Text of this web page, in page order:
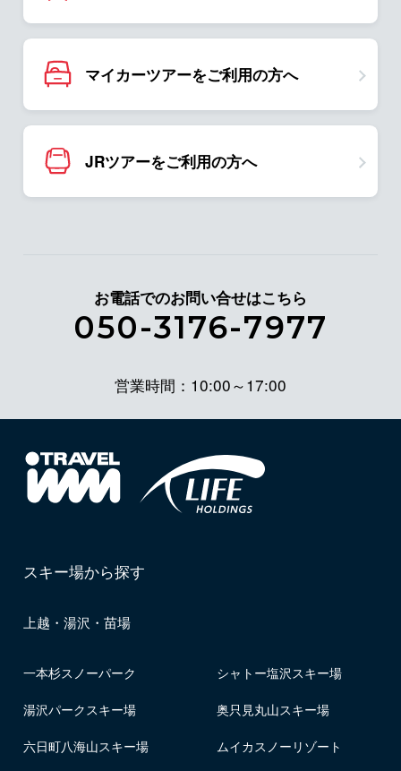
マイカーツアーをご利用の方へ
JRツアーをご利用の方へ
お電話でのお問い合せはこちら
050-3176-7977
営業時間：10:00～17:00
スキー場から探す
上越・湯沢・苗場
一本杉スノーパーク シャトー塩沢スキー場
湯沢パークスキー場 奥只見丸山スキー場
六日町八海山スキー場 ムイカスノーリゾート